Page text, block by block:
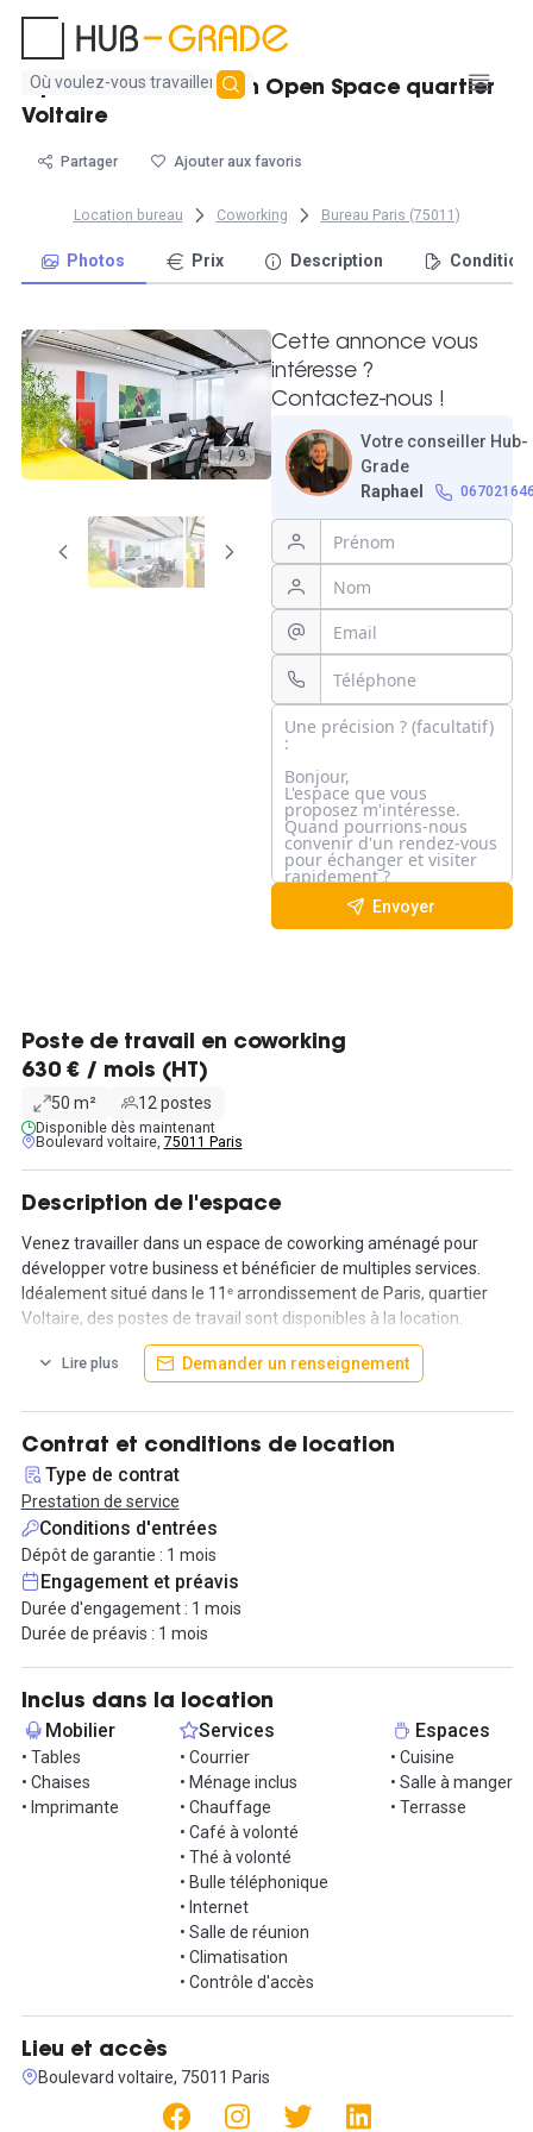
Aucun
résultat
3 postes de travail en Open Space quartier
Voltaire
Partager Ajouter aux favoris
Location bureau Coworking Bureau Paris (75011)
Photos Prix Description
1 / 9
Cette annonce vous
intéresse ?
Contactez-nous !
Votre conseiller Hub-
Grade
Raphael
Envoyer
Poste de travail en coworking
630 € / mois (HT)
50 m² 12 postes
Disponible dès maintenant
Boulevard voltaire, 75011 Paris
Description de l'espace
Venez travailler dans un espace de coworking aménagé pour
développer votre business et bénéficier de multiples services.
Idéalement situé dans le 11ᵉ arrondissement de Paris, quartier
Voltaire, des postes de travail sont disponibles à la location.
En plus d'un espace de travail agréable, vous pourrez profiter de
afterwork, conférences, soirées partenaires... Vous aurez
également accès aux nombreuses phone booths, espaces
communs et aux espaces projets.
Une multitude de services sont inclus dans la location : internet,
boissons chaudes, accès 24/7, le ménage, le chauffage et autres
charges/taxes.
Accès métro ligne 9 à quelques minutes.
Contactez nous pour visiter !
Lire plus Demander un renseignement
Contrat et conditions de location
Type de contrat
Prestation de service
Conditions d'entrées
Dépôt de garantie : 1 mois
Engagement et préavis
Durée d'engagement : 1 mois
Durée de préavis : 1 mois
Inclus dans la location
Mobilier
• Tables
• Chaises
• Imprimante
Services
• Courrier
• Ménage inclus
• Chauffage
• Café à volonté
• Thé à volonté
• Bulle téléphonique
• Internet
• Salle de réunion
• Climatisation
• Contrôle d'accès
Espaces
• Cuisine
• Salle à manger
• Terrasse
Lieu et accès
Boulevard voltaire, 75011 Paris